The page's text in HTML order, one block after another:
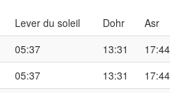
Lever du soleil Dohr Asr
05:37 13:31 17:44
05:37 13:31 17:44